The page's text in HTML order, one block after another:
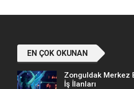
EN ÇOK OKUNAN
Zonguldak Merkez
İş İlanları